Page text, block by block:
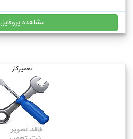
مشاهده پروفایل
تعمیرکار